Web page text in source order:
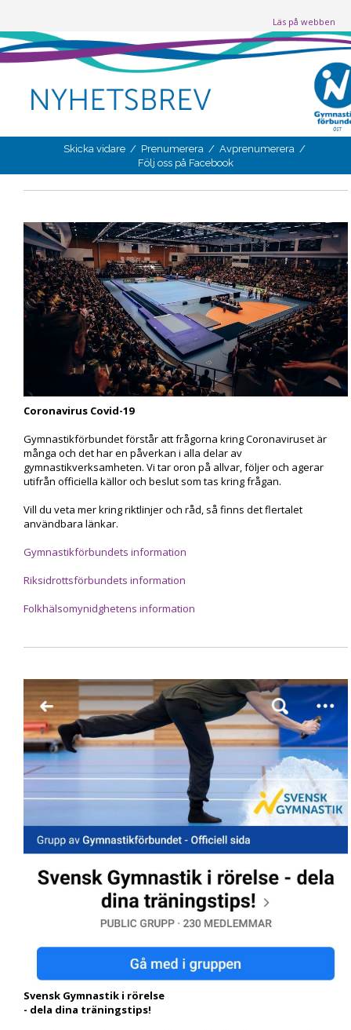
Läs på webben
Skicka vidare / Prenumerera / Avprenumerera /
Följ oss på Facebook
Coronavirus Covid-19
Gymnastikförbundet förstår att frågorna kring Coronaviruset är
många och det har en påverkan i alla delar av
gymnastikverksamheten. Vi tar oron på allvar, följer och agerar
utifrån officiella källor och beslut som tas kring frågan.
Vill du veta mer kring riktlinjer och råd, så finns det flertalet
användbara länkar.
Gymnastikförbundets information
Riksidrottsförbundets information
Folkhälsomynidghetens information
Svensk Gymnastik i rörelse
- dela dina träningstips!